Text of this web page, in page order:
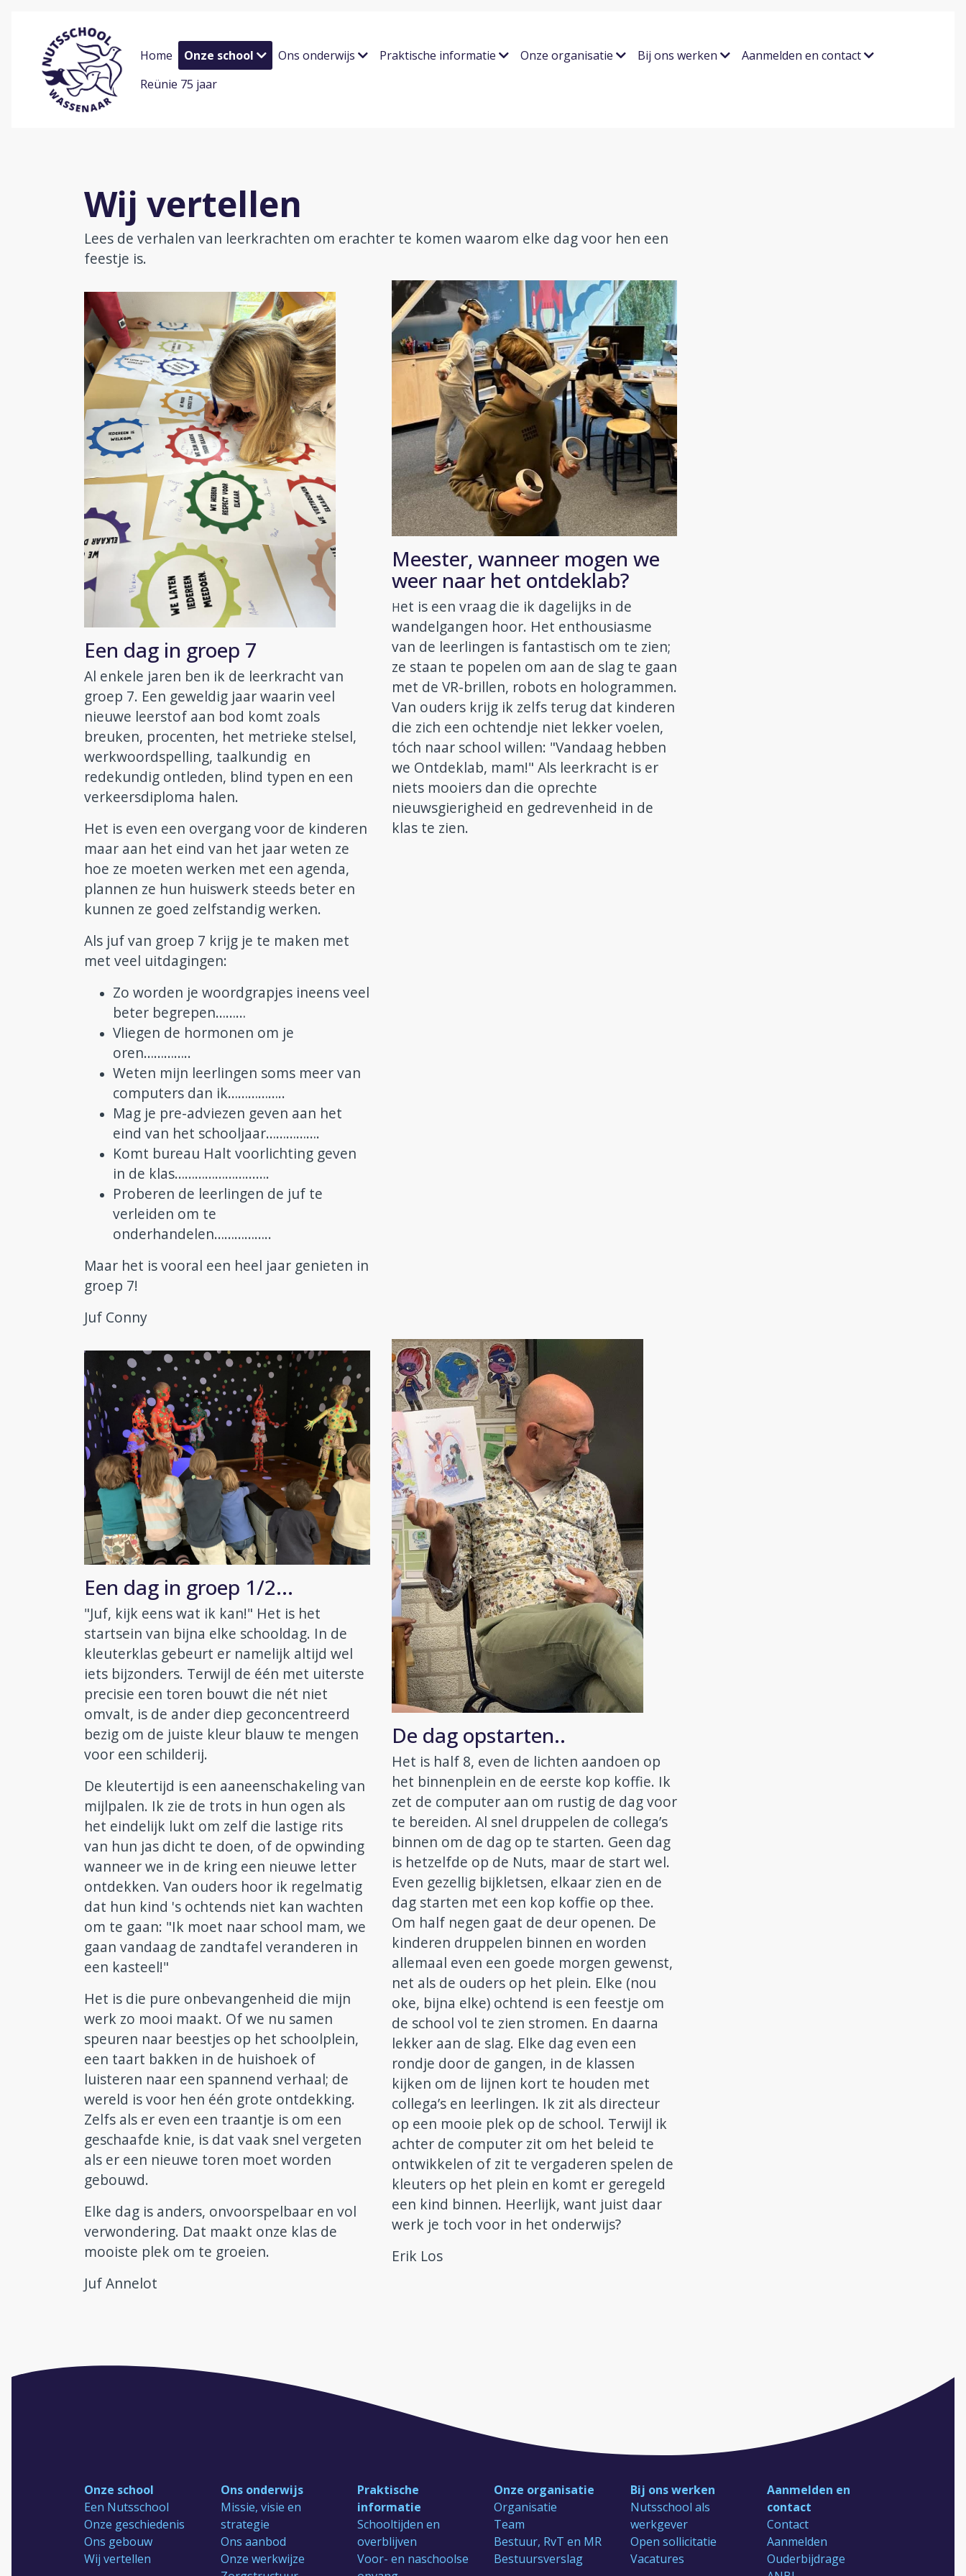
Home Onze school Ons onderwijs Praktische informatie Onze organisatie Bij ons werken
Aanmelden en contact
Reünie 75 jaar
Wij vertellen
Lees de verhalen van leerkrachten om erachter te komen waarom elke dag voor hen een
feestje is.
Een dag in groep 7
Al enkele jaren ben ik de leerkracht van
groep 7. Een geweldig jaar waarin veel
nieuwe leerstof aan bod komt zoals
breuken, procenten, het metrieke stelsel,
werkwoordspelling, taalkundig en
redekundig ontleden, blind typen en een
verkeersdiploma halen.
Het is even een overgang voor de kinderen
maar aan het eind van het jaar weten ze
hoe ze moeten werken met een agenda,
plannen ze hun huiswerk steeds beter en
kunnen ze goed zelfstandig werken.
Als juf van groep 7 krijg je te maken met
met veel uitdagingen:
Zo worden je woordgrapjes ineens veel
beter begrepen………
Vliegen de hormonen om je
oren…………..
Weten mijn leerlingen soms meer van
computers dan ik……………..
Mag je pre-adviezen geven aan het
eind van het schooljaar…………….
Komt bureau Halt voorlichting geven
in de klas…………………...….
Proberen de leerlingen de juf te
verleiden om te
onderhandelen……………..
Maar het is vooral een heel jaar genieten in
groep 7!
Juf Conny
Meester, wanneer mogen we
weer naar het ontdeklab?
Het is een vraag die ik dagelijks in de
wandelgangen hoor. Het enthousiasme
van de leerlingen is fantastisch om te zien;
ze staan te popelen om aan de slag te gaan
met de VR-brillen, robots en hologrammen.
Van ouders krijg ik zelfs terug dat kinderen
die zich een ochtendje niet lekker voelen,
tóch naar school willen: "Vandaag hebben
we Ontdeklab, mam!" Als leerkracht is er
niets mooiers dan die oprechte
nieuwsgierigheid en gedrevenheid in de
klas te zien.
Een dag in groep 1/2...
"Juf, kijk eens wat ik kan!" Het is het
startsein van bijna elke schooldag. In de
kleuterklas gebeurt er namelijk altijd wel
iets bijzonders. Terwijl de één met uiterste
precisie een toren bouwt die nét niet
omvalt, is de ander diep geconcentreerd
bezig om de juiste kleur blauw te mengen
voor een schilderij.
De kleutertijd is een aaneenschakeling van
mijlpalen. Ik zie de trots in hun ogen als
het eindelijk lukt om zelf die lastige rits
van hun jas dicht te doen, of de opwinding
wanneer we in de kring een nieuwe letter
ontdekken. Van ouders hoor ik regelmatig
dat hun kind 's ochtends niet kan wachten
om te gaan: "Ik moet naar school mam, we
gaan vandaag de zandtafel veranderen in
een kasteel!"
Het is die pure onbevangenheid die mijn
werk zo mooi maakt. Of we nu samen
speuren naar beestjes op het schoolplein,
een taart bakken in de huishoek of
luisteren naar een spannend verhaal; de
wereld is voor hen één grote ontdekking.
Zelfs als er even een traantje is om een
geschaafde knie, is dat vaak snel vergeten
als er een nieuwe toren moet worden
gebouwd.
Elke dag is anders, onvoorspelbaar en vol
verwondering. Dat maakt onze klas de
mooiste plek om te groeien.
Juf Annelot
De dag opstarten..
Het is half 8, even de lichten aandoen op
het binnenplein en de eerste kop koffie. Ik
zet de computer aan om rustig de dag voor
te bereiden. Al snel druppelen de collega’s
binnen om de dag op te starten. Geen dag
is hetzelfde op de Nuts, maar de start wel.
Even gezellig bijkletsen, elkaar zien en de
dag starten met een kop koffie op thee.
Om half negen gaat de deur openen. De
kinderen druppelen binnen en worden
allemaal even een goede morgen gewenst,
net als de ouders op het plein. Elke (nou
oke, bijna elke) ochtend is een feestje om
de school vol te zien stromen. En daarna
lekker aan de slag. Elke dag even een
rondje door de gangen, in de klassen
kijken om de lijnen kort te houden met
collega’s en leerlingen. Ik zit als directeur
op een mooie plek op de school. Terwijl ik
achter de computer zit om het beleid te
ontwikkelen of zit te vergaderen spelen de
kleuters op het plein en komt er geregeld
een kind binnen. Heerlijk, want juist daar
werk je toch voor in het onderwijs?
Erik Los
Onze school
Een Nutsschool
Onze geschiedenis
Ons gebouw
Wij vertellen
Ons onderwijs
Missie, visie en
strategie
Ons aanbod
Onze werkwijze
Praktische
informatie
Schooltijden en
overblijven
Voor- en naschoolse
Onze organisatie
Organisatie
Team
Bestuur, RvT en MR
Bestuursverslag
Bij ons werken
Nutsschool als
werkgever
Open sollicitatie
Vacatures
Aanmelden en
contact
Contact
Aanmelden
Ouderbijdrage